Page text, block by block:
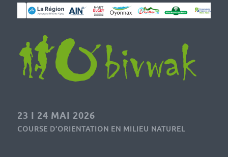
23 I 24 MAI 2026
COURSE D’ORIENTATION EN MILIEU NATUREL